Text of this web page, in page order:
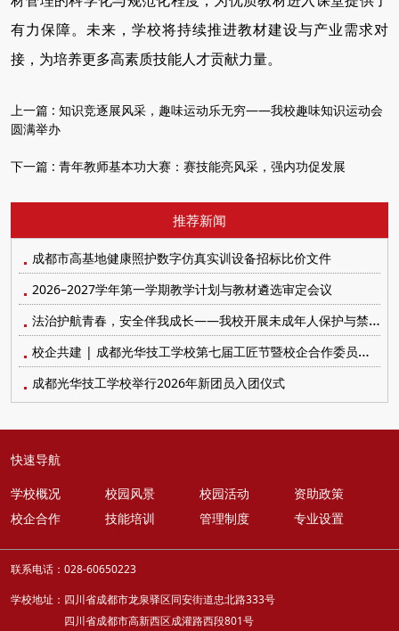
推荐新闻
成都市高基地健康照护数字仿真实训设备招标比价文件
2026–2027学年第一学期教学计划与教材遴选审定会议
法治护航青春，安全伴我成长——我校开展未成年人保护与禁毒防艾系列宣传教育活动
校企共建 | 成都光华技工学校第七届工匠节暨校企合作委员会顺利召开
成都光华技工学校举行2026年新团员入团仪式
有力保障。未来，学校将持续推进教材建设与产业需求对
接，为培养更多高素质技能人才贡献力量。
上一篇 : 知识竞逐展风采，趣味运动乐无穷——我校趣味知识运动会
圆满举办
下一篇 : 青年教师基本功大赛：赛技能亮风采，强内功促发展
快速导航
学校概况
校园风景 校园活动
资助政策
校企合作
技能培训 管理制度 专业设置
联系电话：028-60650223
学校地址：四川省成都市龙泉驿区同安街道忠北路333号
四川省成都市高新西区成灌路西段801号